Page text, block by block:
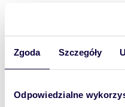
Zgoda Szczegóły
Odpowiedzialne
Posiadamy także
Kryteria dotyczące
- Przystanki
-Kompleks-
-lokal z możliwością